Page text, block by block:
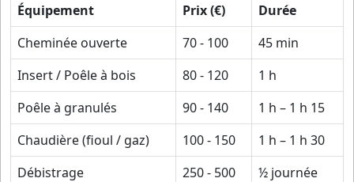
Équipement Prix (€)
Durée
Cheminée ouverte
70 - 100
45 min
Insert / Poêle à bois
80 - 120
1 h
Poêle à granulés
90 - 140
1 h – 1 h 15
Chaudière (fioul / gaz)
100 - 150
1 h – 1 h 30
Débistrage
250 - 500 ½ journée